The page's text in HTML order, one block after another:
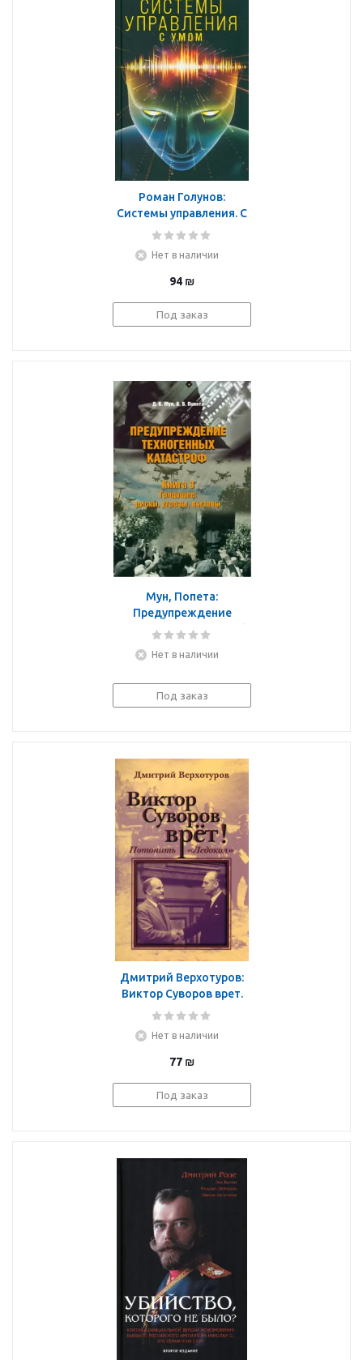
Роман Голунов:
Системы управления. С
умом
Нет в наличии
94 ₪
Под заказ
Мун, Попета:
Предупреждение
техногенных катастроф.
Риски, угрозы, вызовы
Нет в наличии
Под заказ
Дмитрий Верхотуров:
Виктор Суворов врет.
Потопить "Ледокол"
Нет в наличии
77 ₪
Под заказ